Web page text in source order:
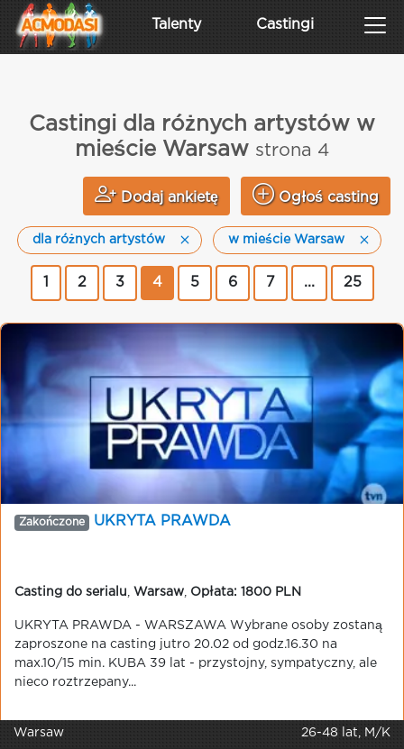
Talenty Castingi
Castingi dla różnych artystów w
mieście Warsaw strona 4
Dodaj ankietę Ogłoś casting
dla różnych artystów w mieście Warsaw
2 3 4 5 6 7 ... 25
Zakończone UKRYTA PRAWDA
Casting do serialu Warsaw Opłata: 1800 PLN
UKRYTA PRAWDA - WARSZAWA Wybrane osoby zostaną
zaproszone na casting jutro 20.02 od godz.16.30 na
max.10/15 min. KUBA 39 lat - przystojny, sympatyczny, ale
nieco roztrzepany...
Warsaw 26-48 lat, M/K